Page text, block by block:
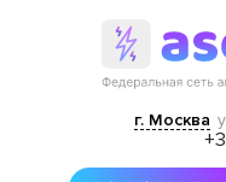
г. Москва